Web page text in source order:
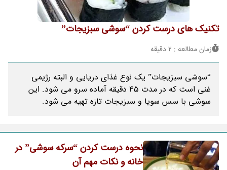
تکنیک های درست کردن “سوشی سبزیجات”
زمان مطالعه : 2 دقیقه
“سوشی سبزیجات” یک نوع غذای دریایی و البته رژیمی
غنی است که در مدت 45 دقیقه آماده سرو می شود. این
سوشی با سس سویا و سبزیجات تازه تهیه می شود.
نحوه درست کردن “سرکه سوشی” در
خانه و نکات مهم آن